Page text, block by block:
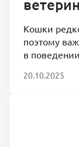
Кошки
поэтому
в
20.10.2025